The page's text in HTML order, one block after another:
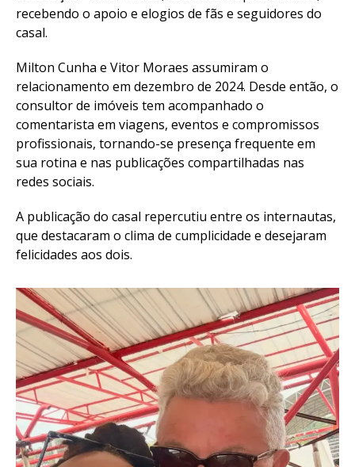
recebendo o apoio e elogios de fãs e seguidores do
casal.
Milton Cunha e Vitor Moraes assumiram o
relacionamento em dezembro de 2024. Desde então, o
consultor de imóveis tem acompanhado o
comentarista em viagens, eventos e compromissos
profissionais, tornando-se presença frequente em
sua rotina e nas publicações compartilhadas nas
redes sociais.
A publicação do casal repercutiu entre os internautas,
que destacaram o clima de cumplicidade e desejaram
felicidades aos dois.